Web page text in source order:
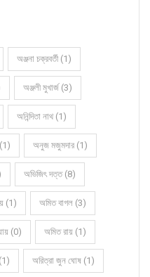
অঞ্জনা চক্রবর্তী (1)
অঞ্জলী মুখার্জ (3)
অনিন্দিতা নাথ (1)
অনুজ মজুমদার (1)
অভিজিৎ দত্ত (8)
(1) অমিত বাগল (3)
(0) অমিত রায় (1)
অরিত্রা জুন ঘোষ (1)